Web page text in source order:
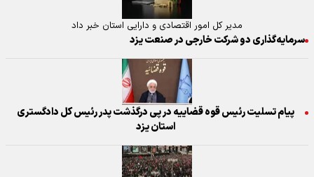
مدیر کل امور اقتصادی و دارایی استان خبر داد
سرمایه‌گذاری دو شرکت خارجی در صنعت یزد
پیام تسلیت رئیس قوه قضاییه در پی درگذشت پدر رئیس کل دادگستری
استان یزد